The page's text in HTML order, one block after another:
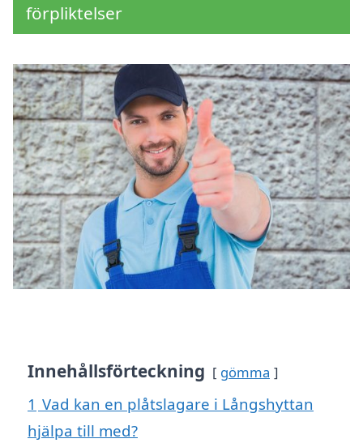
förpliktelser
Innehållsförteckning gömma
1 Vad kan en plåtslagare i Långshyttan
hjälpa till med?